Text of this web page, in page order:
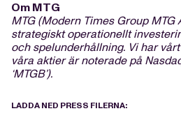
Om MTG
MTG (Modern Times Group MTG
strategiskt operationellt
och spelunderhållning. Vi har
våra aktier är noterade på
‘MTGB’).
LADDA NED PRESS FILERNA: